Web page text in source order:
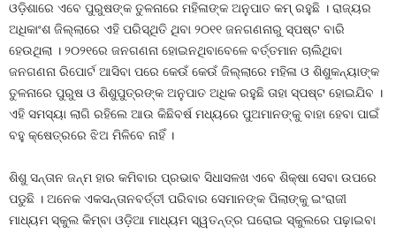
ଓଡ଼ିଶାରେ ଏବେ ପୁରୁଷଙ୍କ ତୁଳନାରେ ମହିଳାଙ୍କ ଅନୁପାତ କମ୍‍ ରହୁଛି । ରାଜ୍ୟର
ଅଧିକାଂଶ ଜିଲ୍ଲାରେ ଏହି ପରିସ୍ଥିତି ଥିବା ୨୦୧୧ ଜନଗଣନାରୁ ସ୍ପଷ୍ଟ ବାରି
ହେଉଥିଲା । ୨୦୨୧ରେ ଜନଗଣନା ହୋଇନଥିବାବେଳେ ବର୍ତ୍ତମାନ ଚାଲିଥିବା
ଜନଗଣନା ରିପୋର୍ଟ ଆସିବା ପରେ କେଉଁ କେଉଁ ଜିଲ୍ଲାରେ ମହିଳା ଓ ଶିଶୁକନ୍ୟାଙ୍କ
ତୁଳନାରେ ପୁରୁଷ ଓ ଶିଶୁପୁତ୍ରଙ୍କ ଅନୁପାତ ଅଧିକ ରହୁଛି ତାହା ସ୍ପଷ୍ଟ ହୋଇଯିବ ।
ଏହି ସମସ୍ୟା ଲାଗି ରହିଲେ ଆଉ କିଛିବର୍ଷ ମଧ୍ୟରେ ପୁଅମାନଙ୍କୁ ବାହା ହେବା ପାଇଁ
ବହୁ କ୍ଷେତ୍ରରେ ଝିଅ ମିଳିବେ ନାହିଁ ।
ଶିଶୁ ସନ୍ତାନ ଜନ୍ମ ହାର କମିବାର ପ୍ରଭାବ ସିଧାସଳଖ ଏବେ ଶିକ୍ଷା ସେବା ଉପରେ
ପଡୁଛି । ଅନେକ ଏକସନ୍ତାନବର୍ତ୍ତୀ ପରିବାର ସେମାନଙ୍କ ପିଲାଙ୍କୁ ଇଂରାଜୀ
ମାଧ୍ୟମ ସ୍କୁଲ କିମ୍ବା ଓଡ଼ିଆ ମାଧ୍ୟମ ସ୍ୱତନ୍ତ୍ର ଘରୋଇ ସ୍କୁଲରେ ପଢ଼ାଇବା